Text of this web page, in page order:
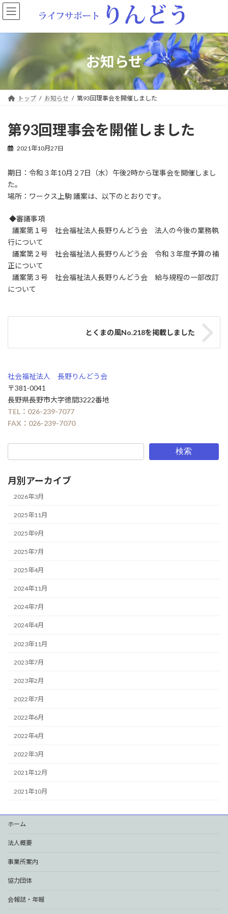
コ
ン
ン
ス
キ
ナ
ビ
ー
ン
に
お知らせ
トップ お知らせ 第93回理事会を開催しました
第93回理事会を開催しました
2021年10月27日
期日：令和３年10月２7日（水）午後2時から理事会を開催しまし
た。
場所：ワークス上駒 議案は、以下のとおりです。
◆審議事項
議案第１号 社会福祉法人長野りんどう会 法人の今後の業務執
行について
議案第２号 社会福祉法人長野りんどう会 令和３年度予算の補
正について
議案第３号 社会福祉法人長野りんどう会 給与規程の一部改訂
について
とくまの風No.218を掲載しました
社会福祉法人 長野りんどう会
〒381-0041
長野県長野市大字徳間3222番地
TEL：026-239-7077
FAX：026-239-7070
検索
月別アーカイブ
2026年3月
2025年11月
2025年9月
2025年7月
2025年4月
2024年11月
2024年7月
2024年4月
2023年11月
2023年7月
2023年2月
2022年7月
2022年6月
2022年4月
2022年3月
2021年12月
2021年10月
ホーム
法人概要
事業所案内
協力団体
会報誌・年報